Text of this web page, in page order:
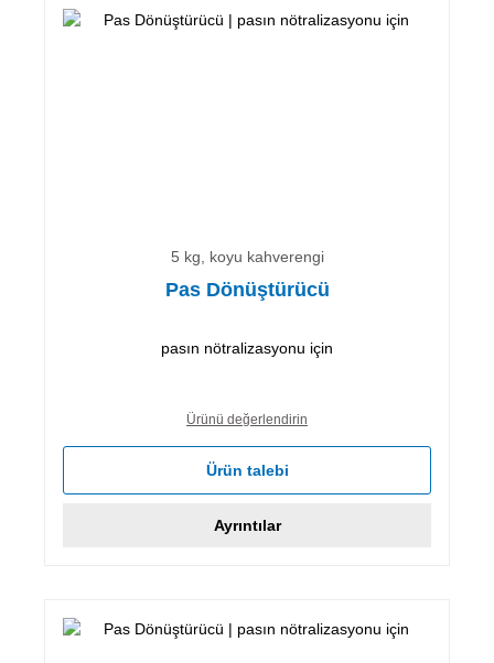
5 kg, koyu kahverengi
Pas Dönüştürücü
pasın nötralizasyonu için
Ürünü değerlendirin
Ürün talebi
Ayrıntılar